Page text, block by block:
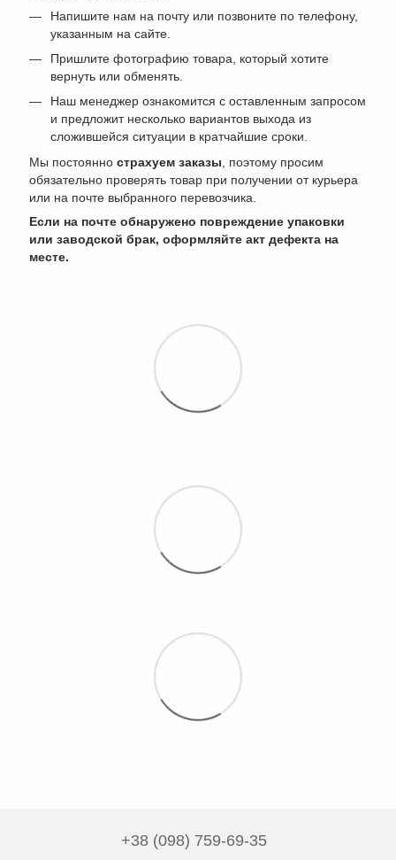
Напишите нам на почту или позвоните по телефону,
указанным на сайте.
Пришлите фотографию товара, который хотите
вернуть или обменять.
Наш менеджер ознакомится с оставленным запросом
и предложит несколько вариантов выхода из
сложившейся ситуации в кратчайшие сроки.
Мы постоянно страхуем заказы , поэтому просим
обязательно проверять товар при получении от курьера
или на почте выбранного перевозчика.
Если на почте обнаружено повреждение упаковки
или заводской брак, оформляйте акт дефекта на
месте.
+38 (098) 759-69-35